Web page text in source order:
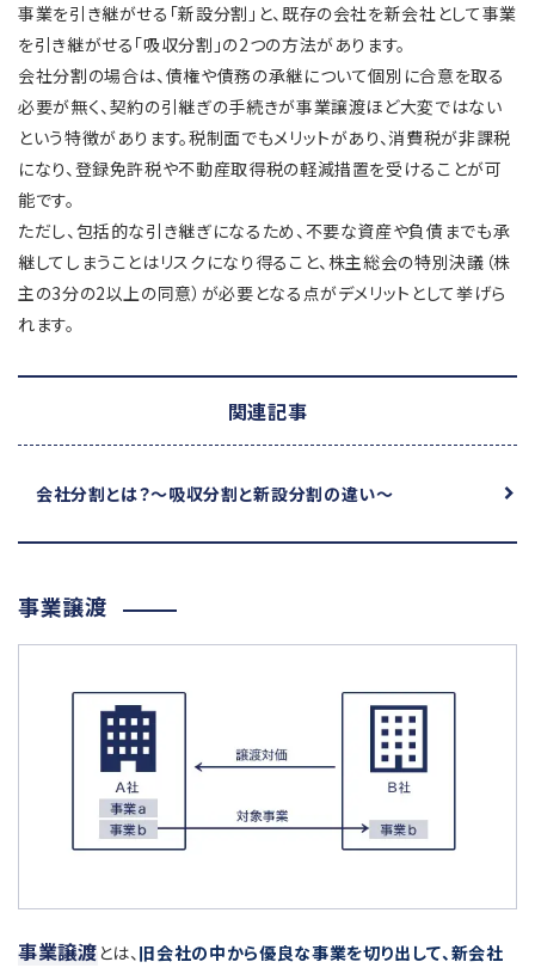
事業を引き継がせる「新設分割」と、既存の会社を新会社として事業
を引き継がせる「吸収分割」の2つの方法があります。
会社分割の場合は、債権や債務の承継について個別に合意を取る
必要が無く、契約の引継ぎの手続きが事業譲渡ほど大変ではない
という特徴があります。税制面でもメリットがあり、消費税が非課税
になり、登録免許税や不動産取得税の軽減措置を受けることが可
能です。
ただし、包括的な引き継ぎになるため、不要な資産や負債までも承
継してしまうことはリスクになり得ること、株主総会の特別決議（株
主の3分の2以上の同意）が必要となる点がデメリットとして挙げら
れます。
関連記事
会社分割とは？～吸収分割と新設分割の違い～
事業譲渡
事業譲渡とは、旧会社の中から優良な事業を切り出して、新会社